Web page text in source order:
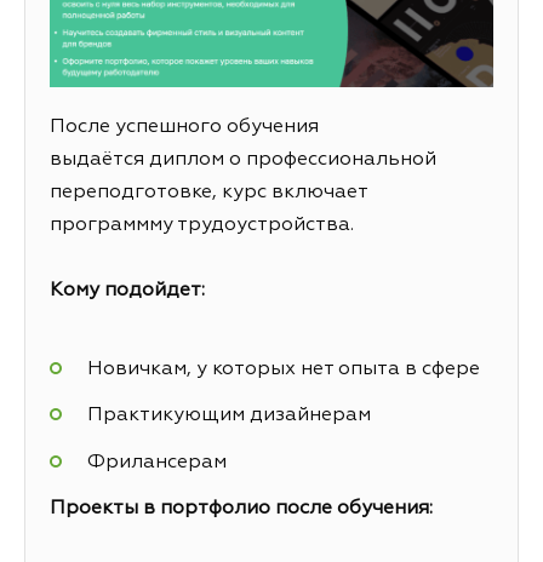
После успешного обучения
выдаётся диплом о профессиональной
переподготовке, курс включает
программму трудоустройства.
Кому подойдет:
Новичкам, у которых нет опыта в сфере
Практикующим дизайнерам
Фрилансерам
Проекты в портфолио после обучения: